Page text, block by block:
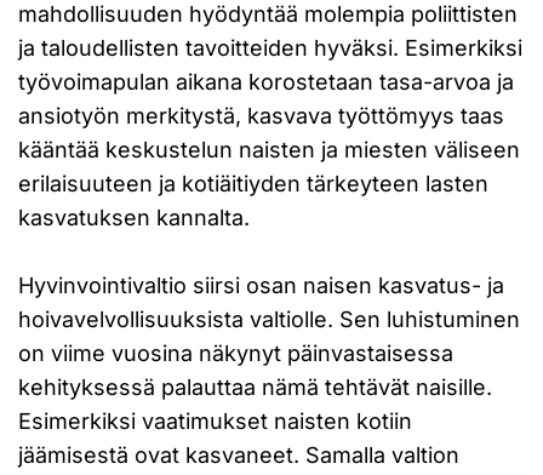
mahdollisuuden hyödyntää molempia poliittisten
ja taloudellisten tavoitteiden hyväksi. Esimerkiksi
työvoimapulan aikana korostetaan tasa-arvoa ja
ansiotyön merkitystä, kasvava työttömyys taas
kääntää keskustelun naisten ja miesten väliseen
erilaisuuteen ja kotiäitiyden tärkeyteen lasten
kasvatuksen kannalta.
Hyvinvointivaltio siirsi osan naisen kasvatus- ja
hoivavelvollisuuksista valtiolle. Sen luhistuminen
on viime vuosina näkynyt päinvastaisessa
kehityksessä palauttaa nämä tehtävät naisille.
Esimerkiksi vaatimukset naisten kotiin
jäämisestä ovat kasvaneet. Samalla valtion